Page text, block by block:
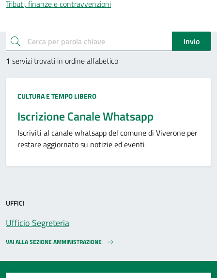
Tributi, finanze e contravvenzioni
Esplora tutti i servizi
cerca
Invio
1 servizi trovati in ordine alfabetico
Categoria:
CULTURA E TEMPO LIBERO
Iscrizione Canale Whatsapp
Iscriviti al canale whatsapp del comune di Viverone per
restare aggiornato su notizie ed eventi
UFFICI
Ufficio Segreteria
VAI ALLA SEZIONE AMMINISTRAZIONE